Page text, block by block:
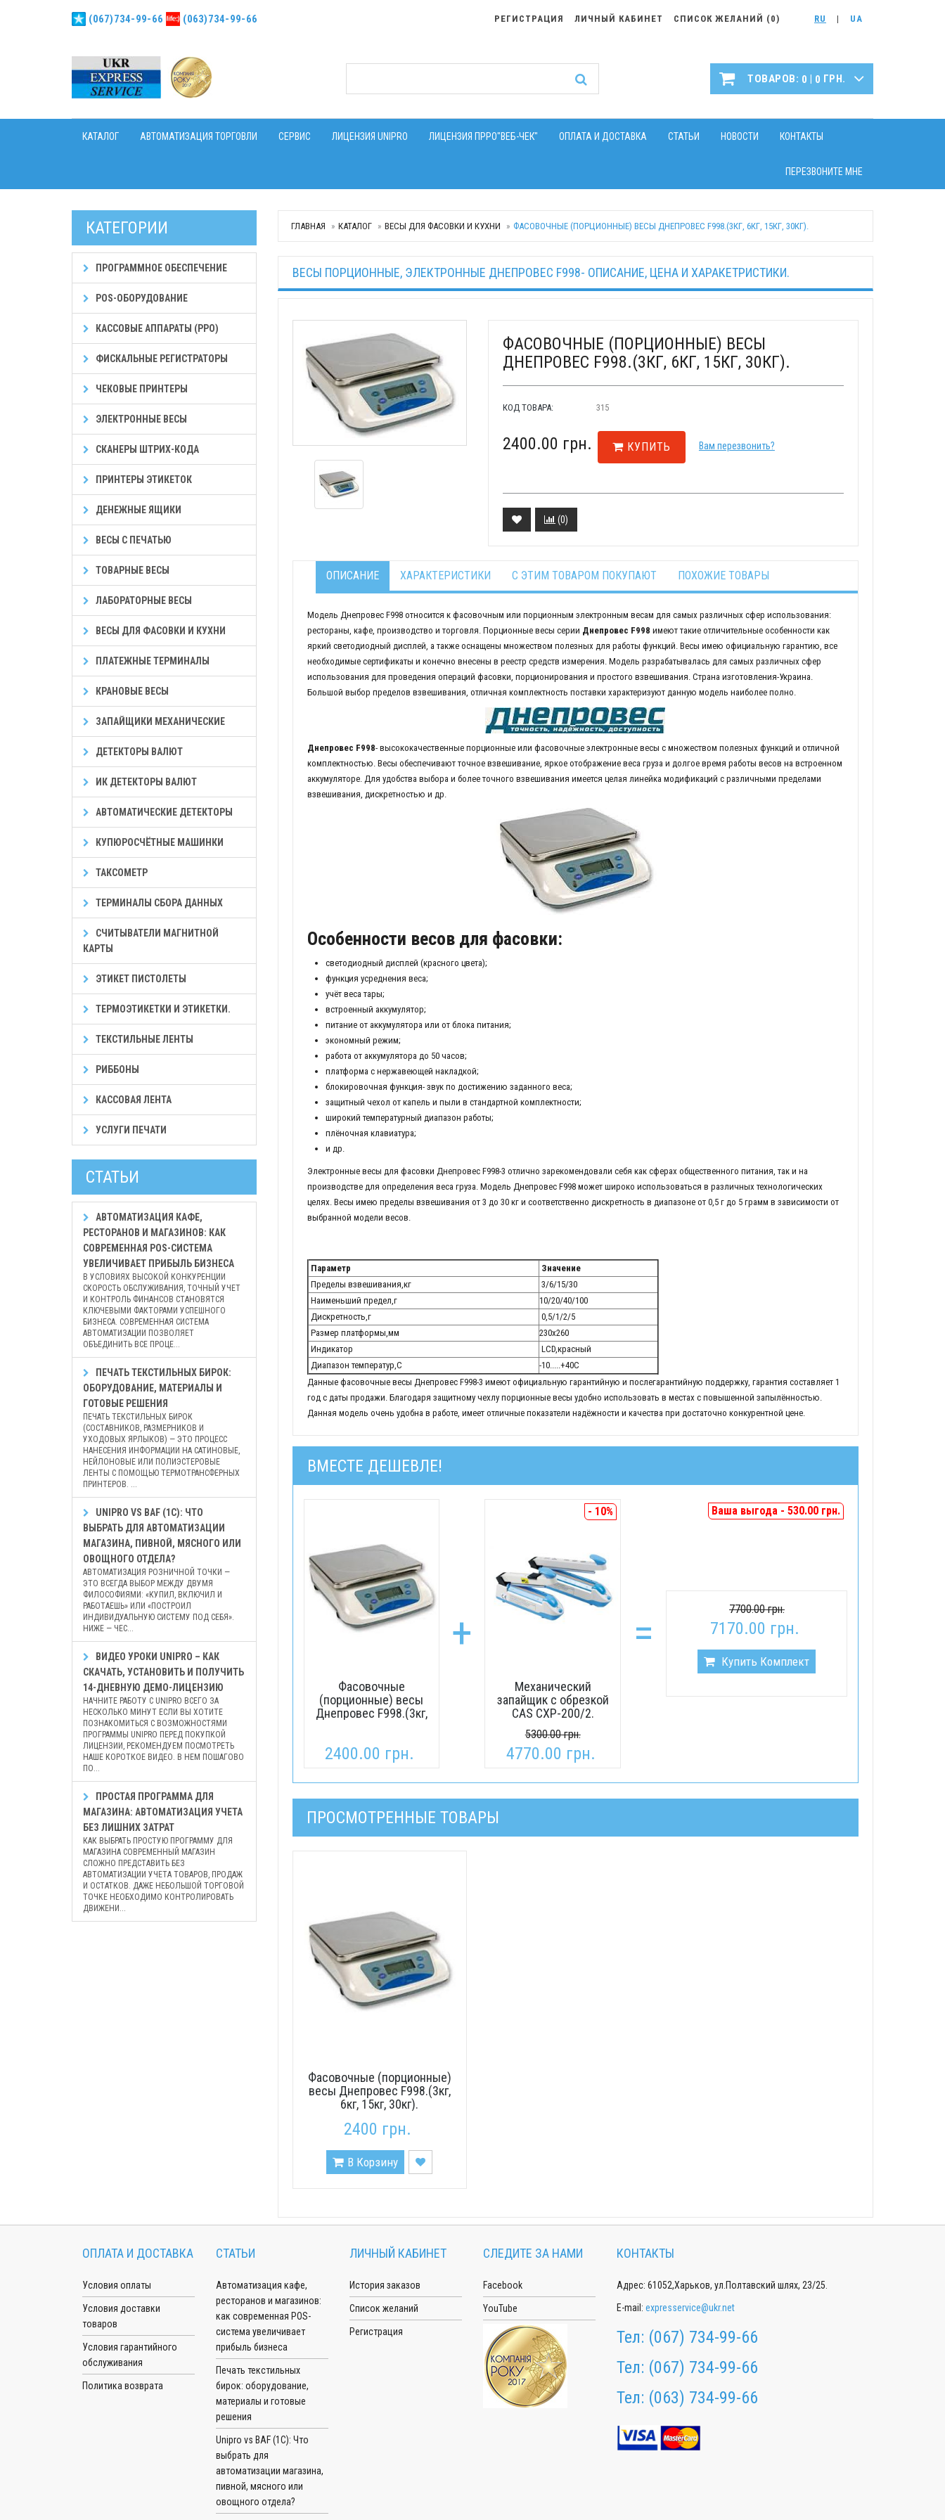
(067)734-99-66 (063)734-99-66 UA
|
RU
СПИСОК ЖЕЛАНИЙ (0)
ЛИЧНЫЙ КАБИНЕТ
РЕГИСТРАЦИЯ
ТОВАРОВ: 0 | 0 ГРН.
КАТАЛОГ АВТОМАТИЗАЦИЯ ТОРГОВЛИ СЕРВИС ЛИЦЕНЗИЯ UNIPRO ЛИЦЕНЗИЯ ПРРО"ВЕБ-ЧЕК" ОПЛАТА И ДОСТАВКА СТАТЬИ НОВОСТИ КОНТАКТЫ
ПЕРЕЗВОНИТЕ МНЕ
ГЛАВНАЯ КАТАЛОГ ВЕСЫ ДЛЯ ФАСОВКИ И КУХНИ ФАСОВОЧНЫЕ (ПОРЦИОННЫЕ) ВЕСЫ ДНЕПРОВЕС F998.(3КГ, 6КГ, 15КГ, 30КГ).
ВЕСЫ ПОРЦИОННЫЕ, ЭЛЕКТРОННЫЕ ДНЕПРОВЕС F998- ОПИСАНИЕ, ЦЕНА И ХАРАКЕТРИСТИКИ.
ФАСОВОЧНЫЕ (ПОРЦИОННЫЕ) ВЕСЫ
ДНЕПРОВЕС F998.(3КГ, 6КГ, 15КГ, 30КГ).
КОД ТОВАРА: 315
2400.00 грн. КУПИТЬ Вам перезвонить?
(0)
ОПИСАНИЕ ХАРАКТЕРИСТИКИ С ЭТИМ ТОВАРОМ ПОКУПАЮТ ПОХОЖИЕ ТОВАРЫ
Модель Днепровес F998 относится к фасовочным или порционным электронным весам для самых различных сфер использования:
рестораны, кафе, производство и торговля. Порционные весы серии Днепровес F998 имеют такие отличительные особенности как
яркий светодиодный дисплей, а также оснащены множеством полезных для работы функций. Весы имею официальную гарантию, все
необходимые сертификаты и конечно внесены в реестр средств измерения. Модель разрабатывалась для самых различных сфер
использования для проведения операций фасовки, порционирования и простого взвешивания. Страна изготовления-Украина.
Большой выбор пределов взвешивания, отличная комплектность поставки характеризуют данную модель наиболее полно.
Днепровес F998- высококачественные порционные или фасовочные электронные весы с множеством полезных функций и отличной
комплектностью. Весы обеспечивают точное взвешивание, яркое отображение веса груза и долгое время работы весов на встроенном
аккумуляторе. Для удобства выбора и более точного взвешивания имеется целая линейка модификаций с различными пределами
взвешивания, дискретностью и др.
Особенности весов для фасовки:
светодиодный дисплей (красного цвета);
функция усреднения веса;
учёт веса тары;
встроенный аккумулятор;
питание от аккумулятора или от блока питания;
экономный режим;
работа от аккумулятора до 50 часов;
платформа с нержавеющей накладкой;
блокировочная функция- звук по достижению заданного веса;
защитный чехол от капель и пыли в стандартной комплектности;
широкий температурный диапазон работы;
плёночная клавиатура;
и др.
Электронные весы для фасовки Днепровес F998-3 отлично зарекомендовали себя как сферах общественного питания, так и на
производстве для определения веса груза. Модель Днепровес F998 может широко использоваться в различных технологических
целях. Весы имею пределы взвешивания от 3 до 30 кг и соответственно дискретность в диапазоне от 0,5 г до 5 грамм в зависимости от
выбранной модели весов.
Параметр
Значение
Пределы взвешивания,кг
3/6/15/30
Наименьший предел,г
10/20/40/100
Дискретность,г
0,5/1/2/5
Размер платформы,мм
230х260
Индикатор
LCD,красный
Диапазон температур,С
-10.....+40С
Данные фасовочные весы Днепровес F998-3 имеют официальную гарантийную и послегарантийную поддержку, гарантия составляет 1
год с даты продажи. Благодаря защитному чехлу порционные весы удобно использовать в местах с повышенной запылённостью.
Данная модель очень удобна в работе, имеет отличные показатели надёжности и качества при достаточно конкурентной цене.
ВМЕСТЕ ДЕШЕВЛЕ!
Фасовочные
(порционные) весы
Днепровес F998.(3кг,
2400.00 грн.
+
- 10%
Механический
запайщик с обрезкой
CAS CXP-200/2.
(ширина шва- 2 мм,
длина шва-до 200
мм, с обрезкой).
5300.00 грн.
4770.00 грн.
=
Ваша выгода - 530.00 грн.
7700.00 грн.
7170.00 грн.
Купить Комплект
ПРОСМОТРЕННЫЕ ТОВАРЫ
Фасовочные (порционные)
весы Днепровес F998.(3кг,
6кг, 15кг, 30кг).
2400 грн.
В Корзину
КАТЕГОРИИ
ПРОГРАММНОЕ ОБЕСПЕЧЕНИЕ
POS-ОБОРУДОВАНИЕ
КАССОВЫЕ АППАРАТЫ (РРО)
ФИСКАЛЬНЫЕ РЕГИСТРАТОРЫ
ЧЕКОВЫЕ ПРИНТЕРЫ
ЭЛЕКТРОННЫЕ ВЕСЫ
СКАНЕРЫ ШТРИХ-КОДА
ПРИНТЕРЫ ЭТИКЕТОК
ДЕНЕЖНЫЕ ЯЩИКИ
ВЕСЫ С ПЕЧАТЬЮ
ТОВАРНЫЕ ВЕСЫ
ЛАБОРАТОРНЫЕ ВЕСЫ
ВЕСЫ ДЛЯ ФАСОВКИ И КУХНИ
ПЛАТЕЖНЫЕ ТЕРМИНАЛЫ
КРАНОВЫЕ ВЕСЫ
ЗАПАЙЩИКИ МЕХАНИЧЕСКИЕ
ДЕТЕКТОРЫ ВАЛЮТ
ИК ДЕТЕКТОРЫ ВАЛЮТ
АВТОМАТИЧЕСКИЕ ДЕТЕКТОРЫ
КУПЮРОСЧЁТНЫЕ МАШИНКИ
ТАКСОМЕТР
ТЕРМИНАЛЫ СБОРА ДАННЫХ
СЧИТЫВАТЕЛИ МАГНИТНОЙ
КАРТЫ
ЭТИКЕТ ПИСТОЛЕТЫ
ТЕРМОЭТИКЕТКИ И ЭТИКЕТКИ.
ТЕКСТИЛЬНЫЕ ЛЕНТЫ
РИББОНЫ
КАССОВАЯ ЛЕНТА
УСЛУГИ ПЕЧАТИ
СТАТЬИ
АВТОМАТИЗАЦИЯ КАФЕ,
РЕСТОРАНОВ И МАГАЗИНОВ: КАК
СОВРЕМЕННАЯ POS-СИСТЕМА
УВЕЛИЧИВАЕТ ПРИБЫЛЬ БИЗНЕСА
В УСЛОВИЯХ ВЫСОКОЙ КОНКУРЕНЦИИ
СКОРОСТЬ ОБСЛУЖИВАНИЯ, ТОЧНЫЙ УЧЕТ
И КОНТРОЛЬ ФИНАНСОВ СТАНОВЯТСЯ
КЛЮЧЕВЫМИ ФАКТОРАМИ УСПЕШНОГО
БИЗНЕСА. СОВРЕМЕННАЯ СИСТЕМА
АВТОМАТИЗАЦИИ ПОЗВОЛЯЕТ
ОБЪЕДИНИТЬ ВСЕ ПРОЦЕ...
ПЕЧАТЬ ТЕКСТИЛЬНЫХ БИРОК:
ОБОРУДОВАНИЕ, МАТЕРИАЛЫ И
ГОТОВЫЕ РЕШЕНИЯ
ПЕЧАТЬ ТЕКСТИЛЬНЫХ БИРОК
(СОСТАВНИКОВ, РАЗМЕРНИКОВ И
УХОДОВЫХ ЯРЛЫКОВ) — ЭТО ПРОЦЕСС
НАНЕСЕНИЯ ИНФОРМАЦИИ НА САТИНОВЫЕ,
НЕЙЛОНОВЫЕ ИЛИ ПОЛИЭСТЕРОВЫЕ
ЛЕНТЫ С ПОМОЩЬЮ ТЕРМОТРАНСФЕРНЫХ
ПРИНТЕРОВ. ...
UNIPRO VS BAF (1С): ЧТО
ВЫБРАТЬ ДЛЯ АВТОМАТИЗАЦИИ
МАГАЗИНА, ПИВНОЙ, МЯСНОГО ИЛИ
ОВОЩНОГО ОТДЕЛА?
АВТОМАТИЗАЦИЯ РОЗНИЧНОЙ ТОЧКИ —
ЭТО ВСЕГДА ВЫБОР МЕЖДУ ДВУМЯ
ФИЛОСОФИЯМИ: «КУПИЛ, ВКЛЮЧИЛ И
РАБОТАЕШЬ» ИЛИ «ПОСТРОИЛ
ИНДИВИДУАЛЬНУЮ СИСТЕМУ ПОД СЕБЯ».
НИЖЕ — ЧЕС...
ВИДЕО УРОКИ UNIPRO – КАК
СКАЧАТЬ, УСТАНОВИТЬ И ПОЛУЧИТЬ
14-ДНЕВНУЮ ДЕМО-ЛИЦЕНЗИЮ
НАЧНИТЕ РАБОТУ С UNIPRO ВСЕГО ЗА
НЕСКОЛЬКО МИНУТ ЕСЛИ ВЫ ХОТИТЕ
ПОЗНАКОМИТЬСЯ С ВОЗМОЖНОСТЯМИ
ПРОГРАММЫ UNIPRO ПЕРЕД ПОКУПКОЙ
ЛИЦЕНЗИИ, РЕКОМЕНДУЕМ ПОСМОТРЕТЬ
НАШЕ КОРОТКОЕ ВИДЕО. В НЕМ ПОШАГОВО
ПО...
ПРОСТАЯ ПРОГРАММА ДЛЯ
МАГАЗИНА: АВТОМАТИЗАЦИЯ УЧЕТА
БЕЗ ЛИШНИХ ЗАТРАТ
КАК ВЫБРАТЬ ПРОСТУЮ ПРОГРАММУ ДЛЯ
МАГАЗИНА СОВРЕМЕННЫЙ МАГАЗИН
СЛОЖНО ПРЕДСТАВИТЬ БЕЗ
АВТОМАТИЗАЦИИ УЧЕТА ТОВАРОВ, ПРОДАЖ
И ОСТАТКОВ. ДАЖЕ НЕБОЛЬШОЙ ТОРГОВОЙ
ТОЧКЕ НЕОБХОДИМО КОНТРОЛИРОВАТЬ
ДВИЖЕНИ...
ОПЛАТА И ДОСТАВКА
Условия оплаты
Условия доставки
товаров
Условия гарантийного
обслуживания
Политика возврата
СТАТЬИ
Автоматизация кафе,
ресторанов и магазинов:
как современная POS-
система увеличивает
прибыль бизнеса
Печать текстильных
бирок: оборудование,
материалы и готовые
решения
Unipro vs BAF (1С): Что
выбрать для
автоматизации магазина,
пивной, мясного или
овощного отдела?
ЛИЧНЫЙ КАБИНЕТ
История заказов
Список желаний
Регистрация
СЛЕДИТЕ ЗА НАМИ
Facebook
YouTube
КОНТАКТЫ
Адрес: 61052,Харьков, ул.Полтавский шлях, 23/25.
E-mail: expresservice@ukr.net
Тел: (067) 734-99-66
Тел: (067) 734-99-66
Тел: (063) 734-99-66